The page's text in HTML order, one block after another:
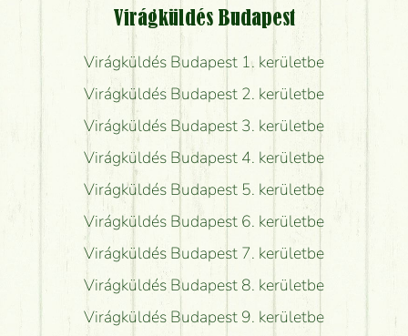
Virágküldés Budapest
Virágküldés Budapest 1. kerületbe
Virágküldés Budapest 2. kerületbe
Virágküldés Budapest 3. kerületbe
Virágküldés Budapest 4. kerületbe
Virágküldés Budapest 5. kerületbe
Virágküldés Budapest 6. kerületbe
Virágküldés Budapest 7. kerületbe
Virágküldés Budapest 8. kerületbe
Virágküldés Budapest 9. kerületbe